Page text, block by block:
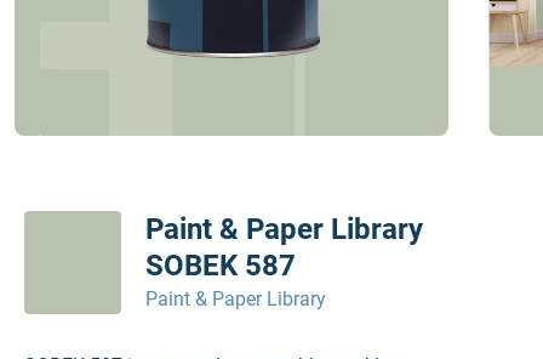
Paint & Paper Library
SOBEK 587
Paint & Paper Library